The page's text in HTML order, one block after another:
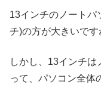
13インチのノートパ
チ)の方が大きいです
しかし、13インチ
って、パソコン全体